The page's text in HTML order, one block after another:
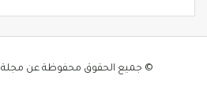
© جميع الحقوق محفوظة عن مجلة ET-MAROC.COM LTD